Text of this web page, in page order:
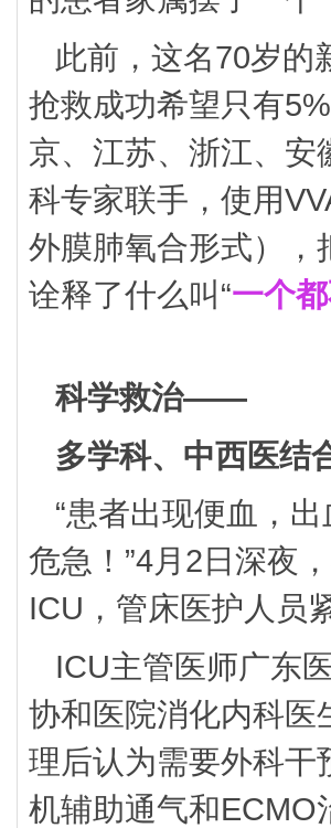
此前，这名70岁的
抢救成功希望只有
京、江苏、浙江、安
科专家联手，使用
外膜肺氧合形式），
诠释了什么叫“一个
科学救治——
多学科、中西医结
“患者出现便血，
危急！”4月2日深夜
ICU，管床医护人员
ICU主管医师广东
协和医院消化内科医
理后认为需要外科干
机辅助通气和ECMO